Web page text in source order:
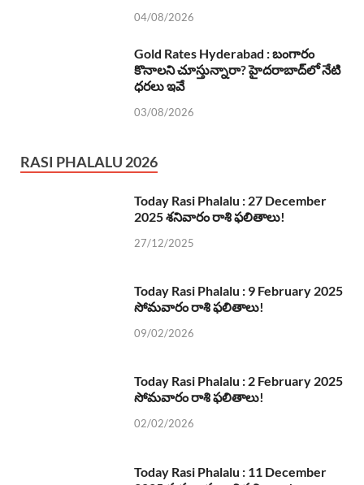
04/08/2026
Gold Rates Hyderabad : బంగారం
కొనాలని చూస్తున్నారా? హైదరాబాద్‌లో నేటి
ధరలు ఇవే
03/08/2026
RASI PHALALU 2026
Today Rasi Phalalu : 27 December
2025 శనివారం రాశి ఫలితాలు!
27/12/2025
Today Rasi Phalalu : 9 February 2025
సోమవారం రాశి ఫలితాలు!
09/02/2026
Today Rasi Phalalu : 2 February 2025
సోమవారం రాశి ఫలితాలు!
02/02/2026
Today Rasi Phalalu : 11 December